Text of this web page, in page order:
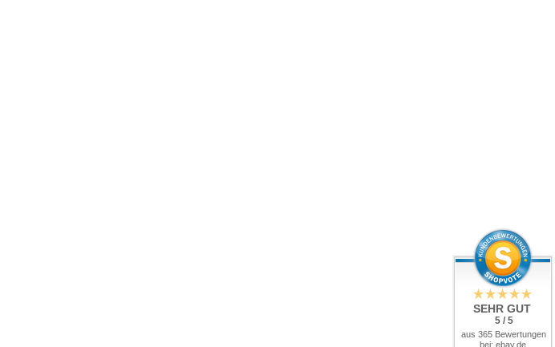
SEHR GUT
5 / 5
aus 365 Bewertungen
bei: ebay.de,